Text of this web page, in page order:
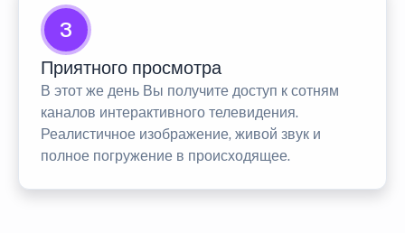
3
Приятного просмотра
В этот же день Вы получите доступ к сотням
каналов интерактивного телевидения.
Реалистичное изображение, живой звук и
полное погружение в происходящее.